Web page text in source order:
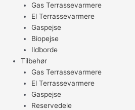
Gas Terrassevarmere
El Terrassevarmere
Gaspejse
Biopejse
Ildborde
Tilbehør
Gas Terrassevarmere
El Terrassevarmere
Gaspejse
Reservedele